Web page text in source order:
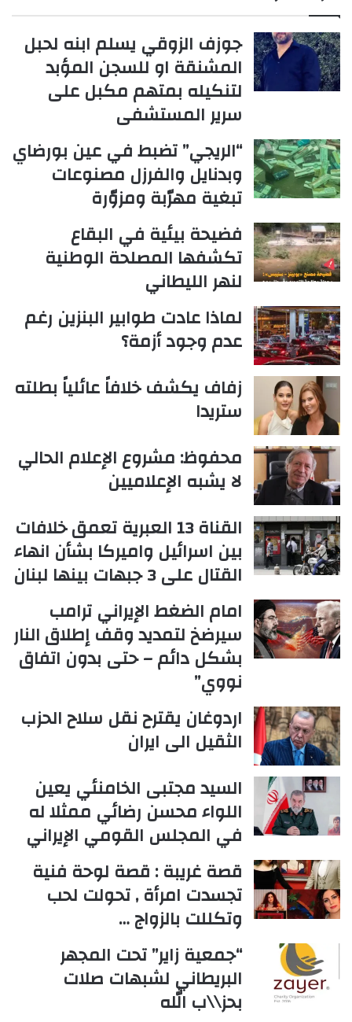
جوزف الزوقي يسلم ابنه لحبل
المشنقة او للسجن المؤبد
لتنكيله بمتهم مكبل على
سرير المستشفى
“الريجي” تضبط في عين بورضاي
وبدنايل والفرزل مصنوعات
تبغية مهرّبة ومزوّرة
فضيحة بيئية في البقاع
تكشفها المصلحة الوطنية
لنهر الليطاني
لماذا عادت طوابير البنزين رغم
عدم وجود أزمة؟
زفاف يكشف خلافاً عائلياً بطلته
ستريدا
محفوظ: مشروع الإعلام الحالي
لا يشبه الإعلاميين
القناة 13 العبرية تعمق خلافات
بين اسرائيل واميركا بشأن انهاء
القتال على 3 جبهات بينها لبنان
امام الضغط الإيراني ترامب
سيرضخ لتمديد وقف إطلاق النار
بشكل دائم – حتى بدون اتفاق
نووي”
اردوغان يقترح نقل سلاح الحزب
الثقيل الى ايران
السيد مجتبى الخامنئي يعين
اللواء محسن رضائي ممثلا له
في المجلس القومي الإيراني
قصة غريبة : قصة لوحة فنية
تجسدت امرأة , تحولت لحب
وتكللت بالزواج …
“جمعية زاير” تحت المجهر
البريطاني لشبهات صلات
بحز\\ب الله